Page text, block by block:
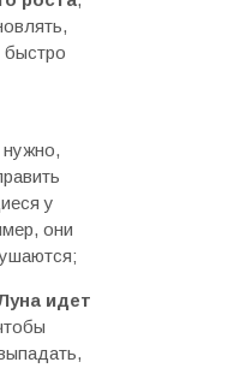
нужно,
у
они
идет